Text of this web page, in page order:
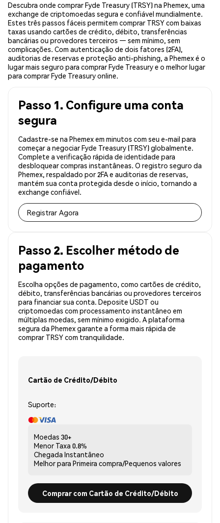
Descubra onde comprar Fyde Treasury (TRSY) na Phemex, uma
exchange de criptomoedas segura e confiável mundialmente.
Estes três passos fáceis permitem comprar TRSY com baixas
taxas usando cartões de crédito, débito, transferências
bancárias ou provedores terceiros — sem mínimo, sem
complicações. Com autenticação de dois fatores (2FA),
auditorias de reservas e proteção anti-phishing, a Phemex é o
lugar mais seguro para comprar Fyde Treasury e o melhor lugar
para comprar Fyde Treasury online.
Passo 1. Configure uma conta
segura
Cadastre-se na Phemex em minutos com seu e-mail para
começar a negociar Fyde Treasury (TRSY) globalmente.
Complete a verificação rápida de identidade para
desbloquear compras instantâneas. O registro seguro da
Phemex, respaldado por 2FA e auditorias de reservas,
mantém sua conta protegida desde o início, tornando a
exchange confiável.
Registrar Agora
Passo 2. Escolher método de
pagamento
Escolha opções de pagamento, como cartões de crédito,
débito, transferências bancárias ou provedores terceiros
para financiar sua conta. Deposite USDT ou
criptomoedas com processamento instantâneo em
múltiplas moedas, sem mínimo exigido. A plataforma
segura da Phemex garante a forma mais rápida de
comprar TRSY com tranquilidade.
Cartão de Crédito/Débito
Suporte:
Moedas 30+
Menor Taxa 0.8%
Chegada Instantâneo
Melhor para Primeira compra/Pequenos valores
Comprar com Cartão de Crédito/Débito